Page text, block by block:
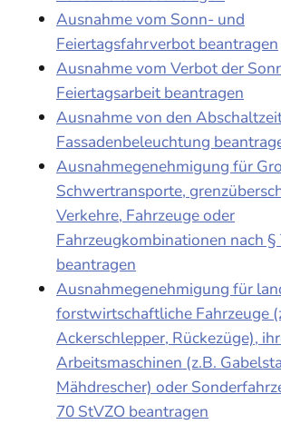
Ausnahme vom Sonn- und
Feiertagsfahrverbot beantragen
Ausnahme vom Verbot der
Feiertagsarbeit beantragen
Ausnahme von den
Fassadenbeleuchtung
Ausnahmegenehmigung für
Schwertransporte,
Verkehre, Fahrzeuge oder
Fahrzeugkombinationen nach §
beantragen
Ausnahmegenehmigung für
forstwirtschaftliche Fahrzeuge
Ackerschlepper, Rückezüge),
Arbeitsmaschinen (z.B.
Mähdrescher) oder
70 StVZO beantragen